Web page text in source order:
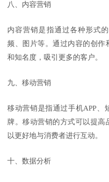
八、内容营销
内容营销是指通过各种形式
频、图片等。通过内容的创作
和知名度，吸引更多的客户。
九、移动营销
移动营销是指通过手机APP、
牌。移动营销的方式可以提高
以更好地与消费者进行互动。
十、数据分析